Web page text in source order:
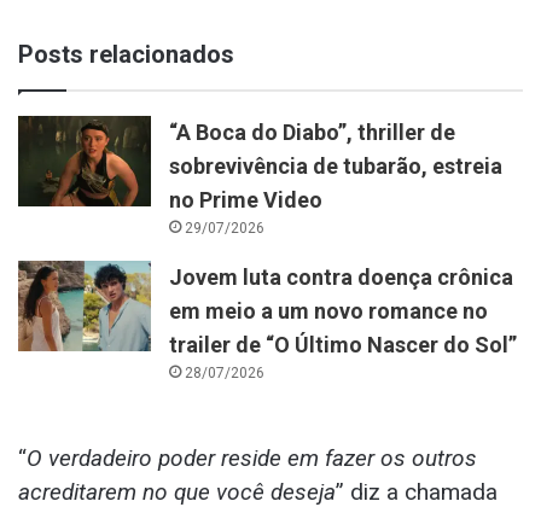
Posts relacionados
“A Boca do Diabo”, thriller de
sobrevivência de tubarão, estreia
no Prime Video
29/07/2026
Jovem luta contra doença crônica
em meio a um novo romance no
trailer de “O Último Nascer do Sol”
28/07/2026
“O verdadeiro poder reside em fazer os outros
acreditarem no que você deseja” diz a chamada